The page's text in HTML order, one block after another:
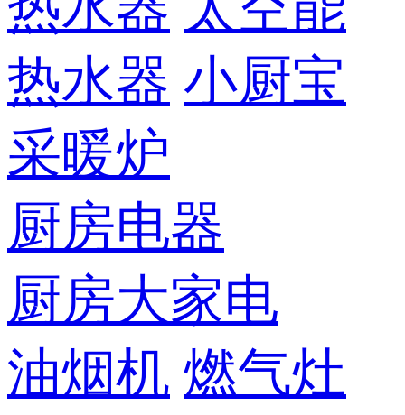
热水器 小厨宝
采暖炉
厨房电器
厨房大家电
油烟机 燃气灶